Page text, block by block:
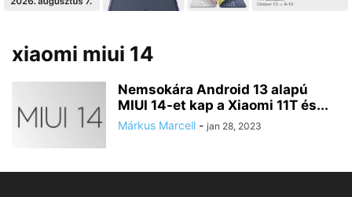
xiaomi miui 14
Nemsokára Android 13 alapú
MIUI 14-et kap a Xiaomi 11T és...
Márkus Marcell - jan 28, 2023